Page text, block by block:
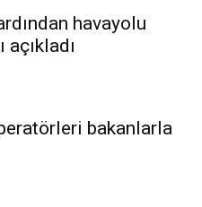
havayolu
bakanlarla